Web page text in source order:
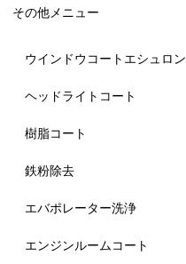
その他メニュー
ウインドウコートエシュロン
ヘッドライトコート
樹脂コート
鉄粉除去
エバポレーター洗浄
エンジンルームコート